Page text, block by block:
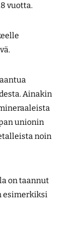
vuotta.
Ainakin
unionin
noin
on taannut
esimerkiksi